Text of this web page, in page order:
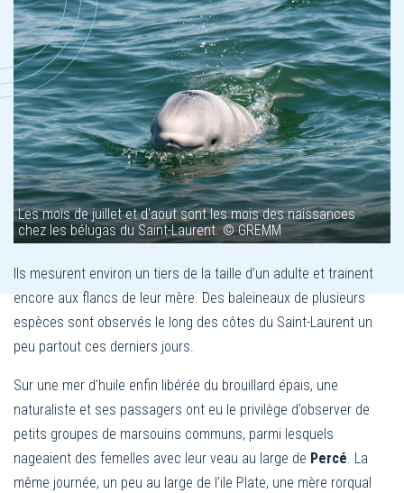
Les mois de juillet et d'aout sont les mois des naissances
chez les bélugas du Saint-Laurent. © GREMM
Ils mesurent environ un tiers de la taille d’un adulte et trainent
encore aux flancs de leur mère. Des baleineaux de plusieurs
espèces sont observés le long des côtes du Saint-Laurent un
peu partout ces derniers jours.
Sur une mer d’huile enfin libérée du brouillard épais, une
naturaliste et ses passagers ont eu le privilège d’observer de
petits groupes de marsouins communs, parmi lesquels
nageaient des femelles avec leur veau au large de Percé. La
même journée, un peu au large de l’ile Plate, une mère rorqual